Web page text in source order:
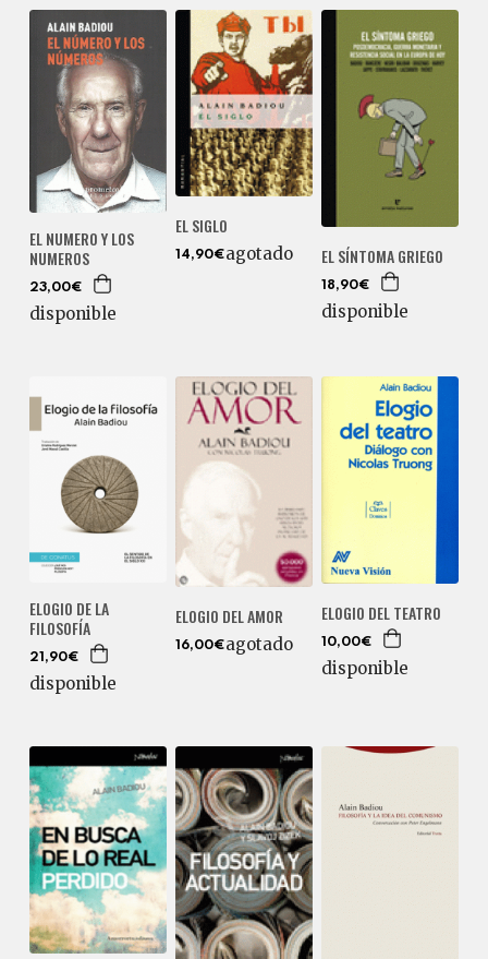
EL NUMERO Y LOS
NUMEROS
23,00€
disponible
EL SIGLO
14,90€agotado EL SÍNTOMA GRIEGO
18,90€
disponible
ELOGIO DE LA
FILOSOFÍA
21,90€
disponible
ELOGIO DEL AMOR
16,00€agotado
ELOGIO DEL TEATRO
10,00€
disponible